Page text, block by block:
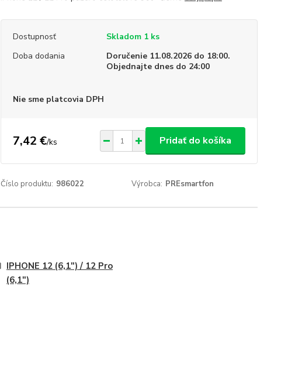
Dostupnosť
Skladom 1 ks
Doba dodania
Doručenie 11.08.2026 do 18:00.
Objednajte dnes do 24:00
Nie sme platcovia DPH
7,42 €/ks Pridať do košíka
Číslo produktu: 986022 Výrobca: PREsmartfon
IPHONE 12 (6,1") / 12 Pro
(6,1")